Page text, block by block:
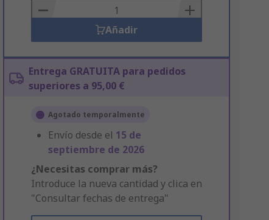
Basket
Añadir
Entrega GRATUITA para pedidos
superiores a 95,00 €
Agotado temporalmente
Envío desde el 15 de
septiembre de 2026
¿Necesitas comprar más?
Introduce la nueva cantidad y clica en
"Consultar fechas de entrega"